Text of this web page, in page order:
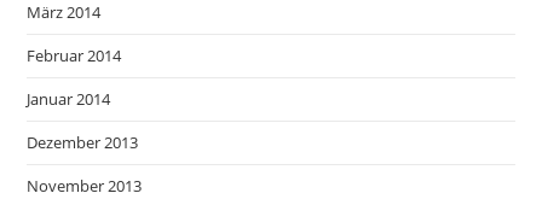
März 2014
Februar 2014
Januar 2014
Dezember 2013
November 2013